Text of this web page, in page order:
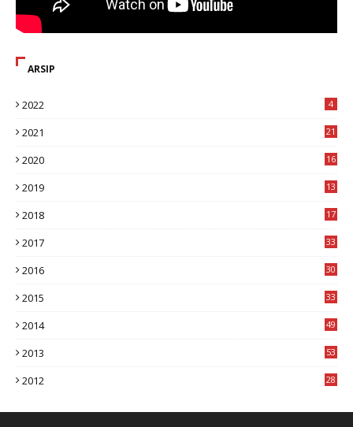
ARSIP
2022 4
2021 21
2020
16
2019
13
2018
17
2017
33
2016
30
2015
33
2014
49
2013
53
2012
28